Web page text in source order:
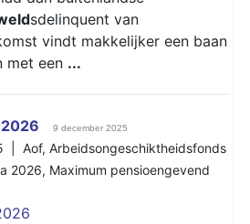
sdelinquent van
vindt makkelijker een baan
met een ...
9 december 2025
| Aof, Arbeidsongeschiktheidsfonds
2026, Maximum pensioengevend